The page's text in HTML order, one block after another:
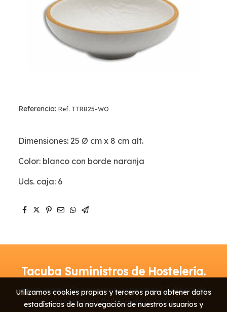
Referencia: Ref. TTRB25-WO
Dimensiones: 25 Ø cm x 8 cm alt.
Color: blanco con borde naranja
Uds. caja: 6
Tacuba Suministros de Hostelería.
Aviso legal | Condiciones generales | Política de
privacidad | Política de cookies
Utilizamos cookies propias y terceros para obtener datos
estadísticos de la navegación de nuestros usuarios y